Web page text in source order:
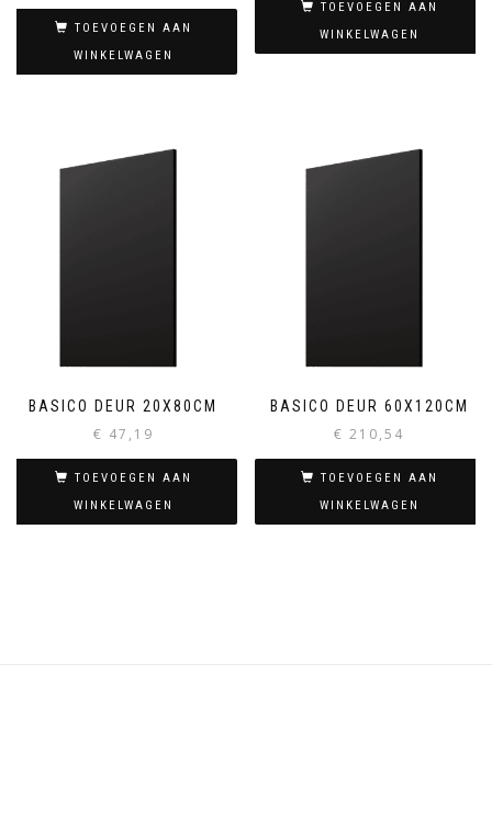
TOEVOEGEN AAN
WINKELWAGEN
TOEVOEGEN AAN
WINKELWAGEN
BASICO DEUR 20X80CM
€ 47,19
TOEVOEGEN AAN
WINKELWAGEN
BASICO DEUR 60X120CM
€ 210,54
TOEVOEGEN AAN
WINKELWAGEN